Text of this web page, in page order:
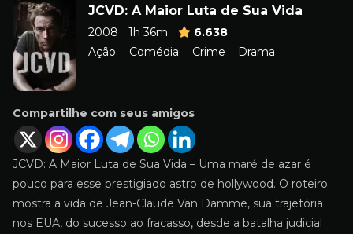
JCVD: A Maior Luta de Sua Vida
2008 1h 36m
6.638
Ação
Comédia Crime Drama
Compartilhe com seus amigos
JCVD: A Maior Luta de Sua Vida – Uma maré de azar é
pouco para esse prestigiado astro de hollywood. O roteiro
mostra a vida de Jean-Claude Van Damme, sua trajetória
nos EUA, do sucesso ao fracasso, desde a batalha judicial